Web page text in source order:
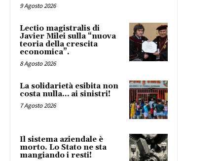
9 Agosto 2026
Lectio magistralis di
Javier Milei sulla “nuova
teoria della crescita
economica”.
8 Agosto 2026
La solidarietà esibita non
costa nulla… ai sinistri!
7 Agosto 2026
Il sistema aziendale è
morto. Lo Stato ne sta
mangiando i resti!